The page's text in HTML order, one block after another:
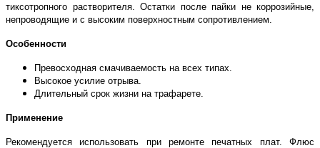
тиксотропного растворителя. Остатки после пайки не коррозийные,
непроводящие и с высоким поверхностным сопротивлением.
Особенности
Превосходная смачиваемость на всех типах.
Высокое усилие отрыва.
Длительный срок жизни на трафарете.
Применение
Рекомендуется использовать при ремонте печатных плат. Флюс